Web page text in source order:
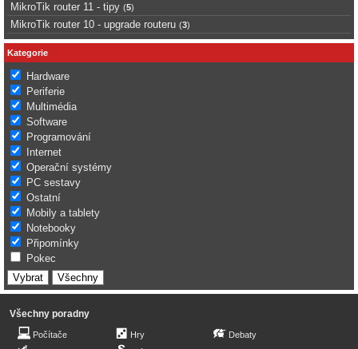
MikroTik router 11 - tipy (5)
MikroTik router 10 - upgrade routeru (3)
Kategorie
Hardware
Periferie
Multimédia
Software
Programování
Internet
Operační systémy
PC sestavy
Ostatní
Mobily a tablety
Notebooky
Připomínky
Pokec
Všechny poradny
Počítače
Hry
Debaty